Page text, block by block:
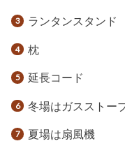
ランタンスタンド
枕
延長コード
冬場はガスストー
夏場は扇風機